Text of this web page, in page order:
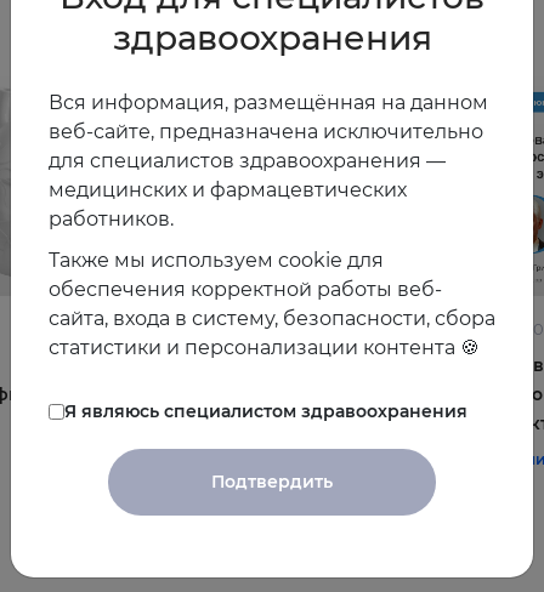
22.06.2026
Постменопауза на приёме: алгоритмы для
и
и
здравоохранения
Вся информация, размещённая на данном
веб-сайте, предназначена исключительно
для специалистов здравоохранения —
медицинских и фармацевтических
работников.
Также мы используем cookie для
обеспечения корректной работы веб-
сайта, входа в систему, безопасности, сбора
статистики и персонализации контента 🍪
Я являюсь специалистом здравоохранения
Подтвердить